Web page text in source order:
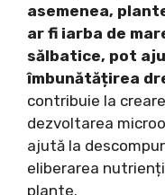
asemenea,
ar fi iarba de
sălbatice, pot
îmbunătățirea
contribuie la
dezvoltarea
ajută la
eliberarea
plante.